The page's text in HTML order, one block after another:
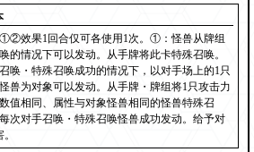
效果1回合仅可各使用1次。①：怪兽从牌组
的情况下可以发动。从手牌将此卡特殊召唤。
唤・特殊召唤成功的情况下，以对手场上的1只
兽为对象可以发动。从手牌・牌组将1只攻击力
值相同、属性与对象怪兽相同的怪兽特殊召
次对手召唤・特殊召唤怪兽成功发动。给予对